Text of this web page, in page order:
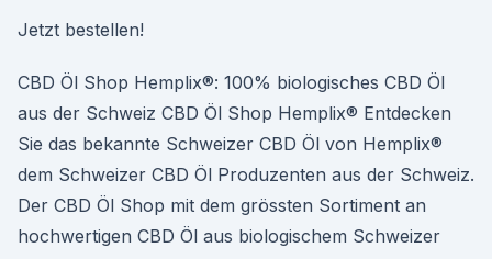
Jetzt bestellen!
CBD Öl Shop Hemplix®: 100% biologisches CBD Öl
aus der Schweiz CBD Öl Shop Hemplix® Entdecken
Sie das bekannte Schweizer CBD Öl von Hemplix®
dem Schweizer CBD Öl Produzenten aus der Schweiz.
Der CBD Öl Shop mit dem grössten Sortiment an
hochwertigen CBD Öl aus biologischem Schweizer